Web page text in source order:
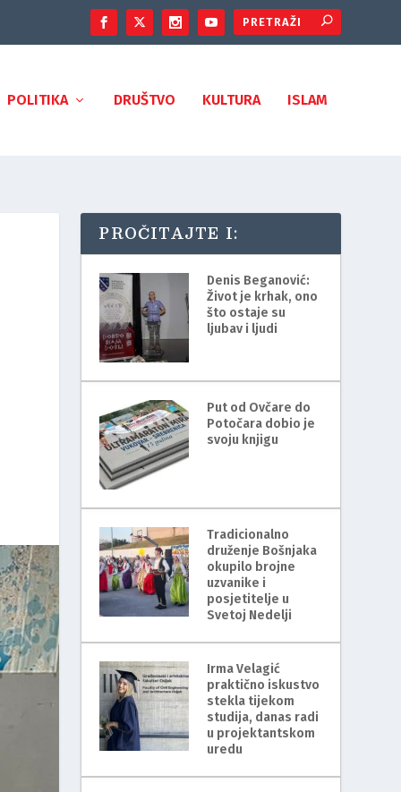
POLITIKA DRUŠTVO KULTURA ISLAM
PROČITAJTE I:
Denis Beganović:
Život je krhak, ono
što ostaje su
ljubav i ljudi
Put od Ovčare do
Potočara dobio je
svoju knjigu
Tradicionalno
druženje Bošnjaka
okupilo brojne
uzvanike i
posjetitelje u
Svetoj Nedelji
Irma Velagić
praktično iskustvo
stekla tijekom
studija, danas radi
u projektantskom
uredu